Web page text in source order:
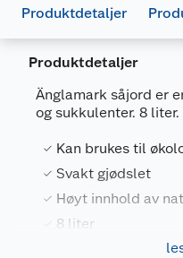
Produktdetaljer
Produktdetaljer
Änglamark såjord er
og sukkulenter. 8 liter.
Kan brukes til
Svakt gjødslet
Høyt innhold av
8 liter
Generelt
Artikkelnummer
Leverandørens
Størrelse